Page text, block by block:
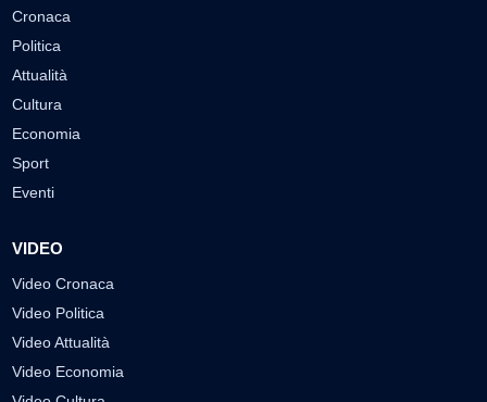
Cronaca
Politica
Attualità
Cultura
Economia
Sport
Eventi
VIDEO
Video Cronaca
Video Politica
Video Attualità
Video Economia